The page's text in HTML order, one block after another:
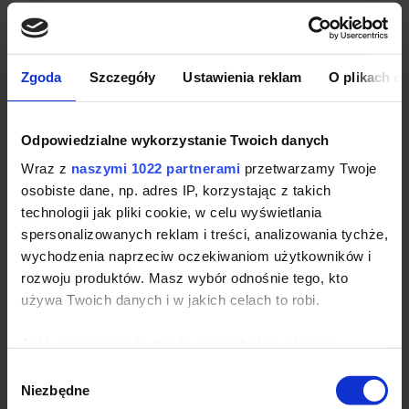
Zgoda Szczegóły Ustawienia reklam O plikach
Odpowiedzialne wykorzystanie Twoich danych
Wraz z naszymi 1022 partnerami przetwarzamy Twoje
osobiste dane, np. adres IP, korzystając z takich
technologii jak pliki cookie, w celu wyświetlania
spersonalizowanych reklam i treści, analizowania tychże,
wychodzenia naprzeciw oczekiwaniom użytkowników i
rozwoju produktów. Masz wybór odnośnie tego, kto
używa Twoich danych i w jakich celach to robi.
geograficznej z dokładnością nawet do kilku metrów
Identyfikować Twoje urządzenie, aktywnie analizując
zgody
Niezbędne
Taśma wzmacniająca na karku
Kołnierz i ściągacze wykończone dzianiną
prążkowaną (rib)
(dzianina płaska)
Szwy boczne z rozcięciem
Certyfikat Fair Wear
100% bawełna (Melange Grey: 85% bawełna /
15% wiskoza; Ash: 98% bawełna / 2% wiskoza)
Koszulka polo Sol's Practice sprawdzi
się w:
Imprezy i eventy firmowe
Gadżety promocyjne